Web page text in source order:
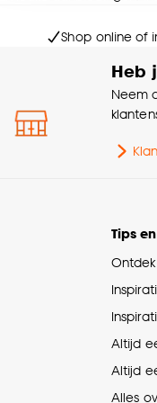
Goed om te weten
Shop online of
Heb
Neem
Tips
Altijd
Altijd
Alles